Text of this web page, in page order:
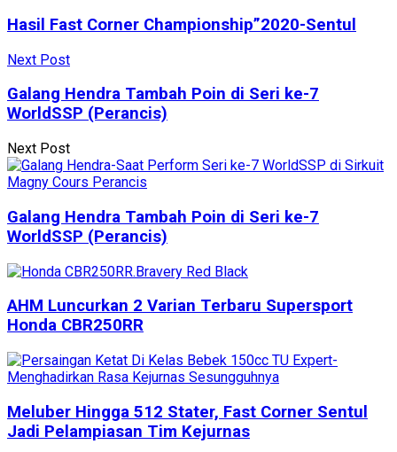
Hasil Fast Corner Championship”2020-Sentul
Next Post
Galang Hendra Tambah Poin di Seri ke-7
WorldSSP (Perancis)
Next Post
Galang Hendra Tambah Poin di Seri ke-7
WorldSSP (Perancis)
AHM Luncurkan 2 Varian Terbaru Supersport
Honda CBR250RR
Meluber Hingga 512 Stater, Fast Corner Sentul
Jadi Pelampiasan Tim Kejurnas